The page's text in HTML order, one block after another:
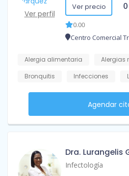
Ver perfil
Ver precio 0
0.00
Centro Comercial
Alergia alimentaria
Alergias
Bronquitis
Infecciones
Agendar
Dra. Lurangelis
Infectología